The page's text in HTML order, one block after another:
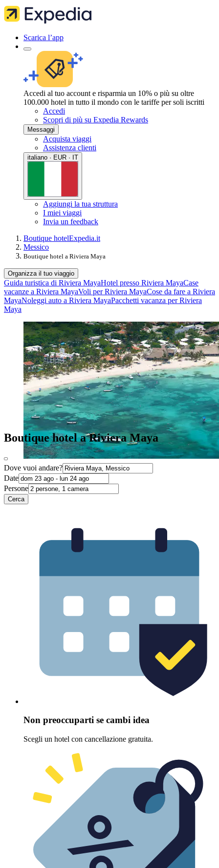
Scarica l’app
Accedi al tuo account e risparmia un 10% o più su oltre
100.000 hotel in tutto il mondo con le tariffe per soli iscritti
Accedi
Scopri di più su Expedia Rewards
Messaggi
Acquista viaggi
Assistenza clienti
italiano · EUR · IT
Aggiungi la tua struttura
I miei viaggi
Invia un feedback
Boutique hotelExpedia.it
Messico
Boutique hotel a Riviera Maya
Organizza il tuo viaggio
Guida turistica di Riviera MayaHotel presso Riviera MayaCase
vacanze a Riviera MayaVoli per Riviera MayaCose da fare a Riviera
MayaNoleggi auto a Riviera MayaPacchetti vacanza per Riviera
Maya
Boutique hotel a Riviera Maya
Dove vuoi andare?
Date
Persone
Cerca
Non preoccuparti se cambi idea
Scegli un hotel con cancellazione gratuita.